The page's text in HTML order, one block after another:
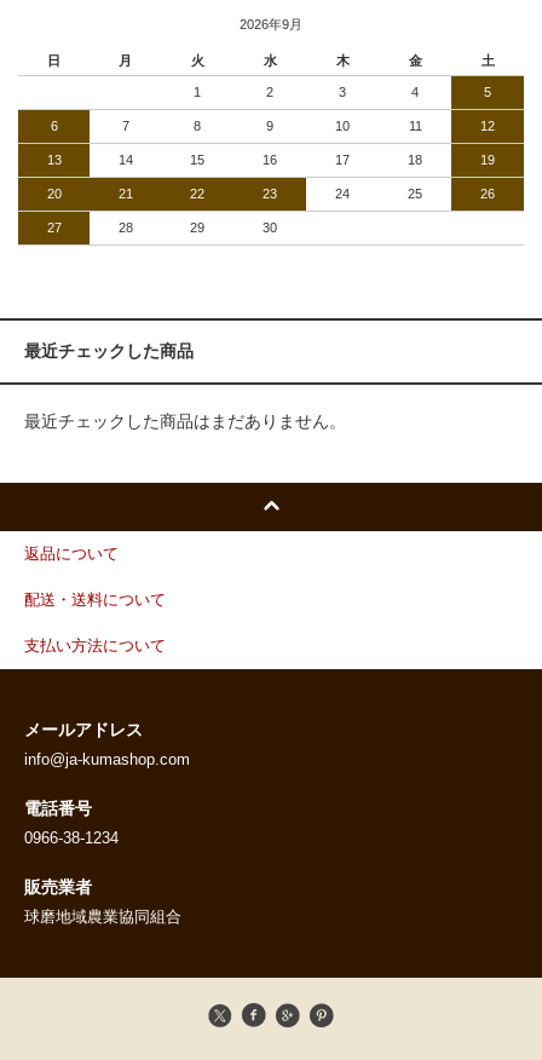
2026年9月
日 月 火 水 木 金 土
1 2 3 4 5
6 7 8 9 10 11 12
13 14 15 16 17 18 19
20 21 22 23 24 25 26
27 28 29 30
最近チェックした商品
最近チェックした商品はまだありません。
返品について
配送・送料について
支払い方法について
メールアドレス
info@ja-kumashop.com
電話番号
0966-38-1234
販売業者
球磨地域農業協同組合